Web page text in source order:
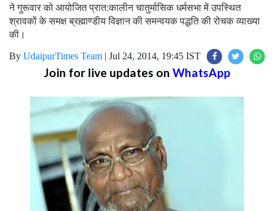
ने गुरूवार को आयोजित प्रात:कालीन चातुर्मासिक धर्मसभा में उपस्थित
श्रावकों के समक्ष ब्रह्माण्डीय विज्ञान की समन्वयक पद्धति की रोचक व्याख्या
की।
By UdaipurTimes Team | Jul 24, 2014, 19:45 IST
Join for live updates on WhatsApp